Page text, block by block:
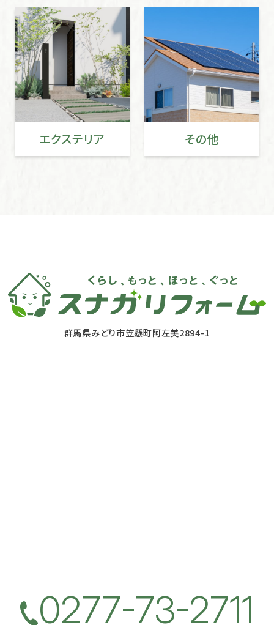
エクステリア その他
群馬県みどり市笠懸町阿左美2894-1
0277-73-2711